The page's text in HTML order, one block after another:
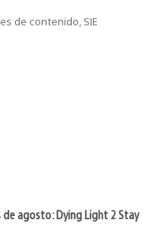
de contenido, SIE
de agosto: Dying Light 2 Stay